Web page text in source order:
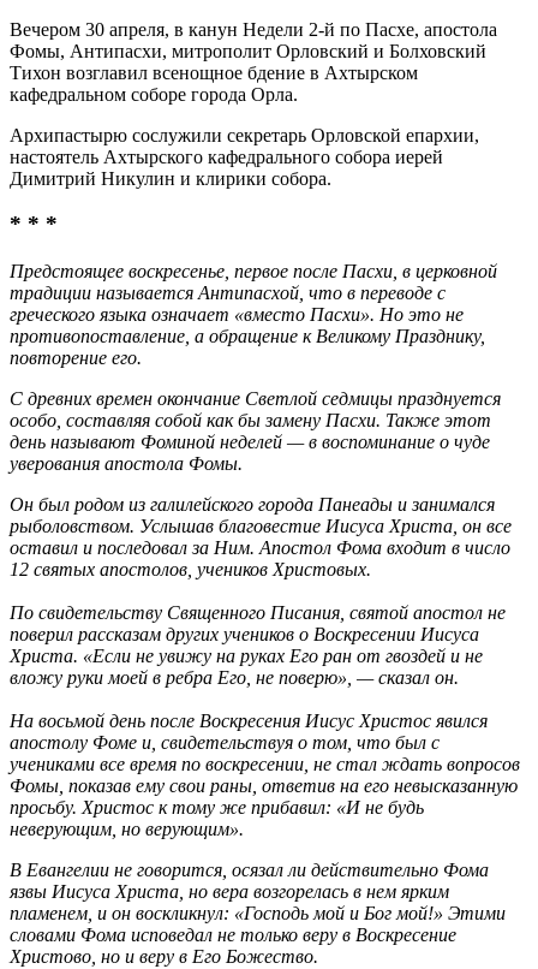
Вечером 30 апреля, в канун Недели 2-й по Пасхе, апостола
Фомы, Антипасхи, митрополит Орловский и Болховский
Тихон возглавил всенощное бдение в Ахтырском
кафедральном соборе города Орла.
Архипастырю сослужили секретарь Орловской епархии,
настоятель Ахтырского кафедрального собора иерей
Димитрий Никулин и клирики собора.
* * *
Предстоящее воскресенье, первое после Пасхи, в церковной
традиции называется Антипасхой, что в переводе с
греческого языка означает «вместо Пасхи». Но это не
противопоставление, а обращение к Великому Празднику,
повторение его.
С древних времен окончание Светлой седмицы празднуется
особо, составляя собой как бы замену Пасхи. Также этот
день называют Фоминой неделей — в воспоминание о чуде
уверования апостола Фомы.
Он был родом из галилейского города Панеады и занимался
рыболовством. Услышав благовестие Иисуса Христа, он все
оставил и последовал за Ним. Апостол Фома входит в число
12 святых апостолов, учеников Христовых.
По свидетельству Священного Писания, святой апостол не
поверил рассказам других учеников о Воскресении Иисуса
Христа. «Если не увижу на руках Его ран от гвоздей и не
вложу руки моей в ребра Его, не поверю», — сказал он.
На восьмой день после Воскресения Иисус Христос явился
апостолу Фоме и, свидетельствуя о том, что был с
учениками все время по воскресении, не стал ждать вопросов
Фомы, показав ему свои раны, ответив на его невысказанную
просьбу. Христос к тому же прибавил: «И не будь
неверующим, но верующим».
В Евангелии не говорится, осязал ли действительно Фома
язвы Иисуса Христа, но вера возгорелась в нем ярким
пламенем, и он воскликнул: «Господь мой и Бог мой!» Этими
словами Фома исповедал не только веру в Воскресение
Христово, но и веру в Его Божество.